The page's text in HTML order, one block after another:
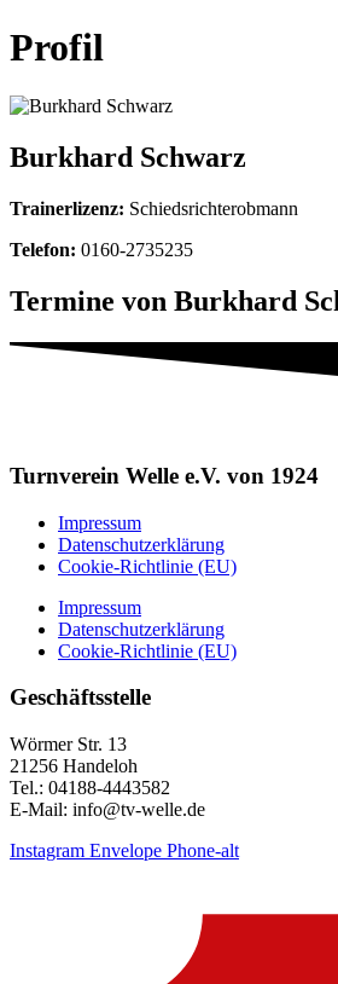
Profil
Burkhard Schwarz
Trainerlizenz: Schiedsrichterobmann
Telefon: 0160-2735235
Termine von Burkhard
Turnverein Welle e.V. von 1924
Impressum
Datenschutzerklärung
Cookie-Richtlinie (EU)
Impressum
Datenschutzerklärung
Cookie-Richtlinie (EU)
Geschäftsstelle
Wörmer Str. 13
21256 Handeloh
Tel.: 04188-4443582
E-Mail: info@tv-welle.de
Instagram Envelope Phone-alt